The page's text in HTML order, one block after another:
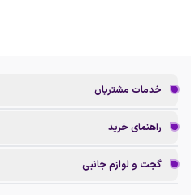
خدمات مشتریان
راهنمای خرید
گجت و لوازم جانبی